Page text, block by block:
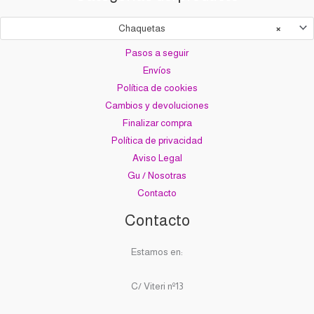
×
Chaquetas
Pasos a seguir
Envíos
Política de cookies
Cambios y devoluciones
Finalizar compra
Política de privacidad
Aviso Legal
Gu / Nosotras
Contacto
Contacto
Estamos en:
C/ Viteri nº13